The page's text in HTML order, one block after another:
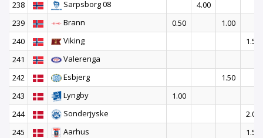
238
Sarpsborg 08
4.00
239
Brann 0.50
1.00
240
Viking
1.50
241
Valerenga
242
Esbjerg
1.50
243
Lyngby
1.00
244
Sonderjyske
2.00
245
Aarhus
1.50